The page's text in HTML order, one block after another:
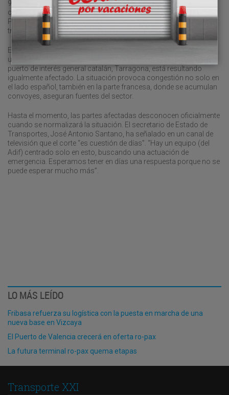
94 trenes de mercancías previstos en los últimos ocho días, han
circulado 24, es decir, una cuarta parte, según Línea Figueras
Perpignan (LFP), la sociedad de España y Francia que gestiona el
tramo internacional del corredor.
El corte ha sido definitivo con el cierre del túnel, aunque hoy pasó
un convoy en dirección a la nueva terminal de la Llagosta. El otro
puerto de interés general catalán, Tarragona, está resultando
igualmente afectado. La situación provoca congestión no solo en
el lado español, también en la parte francesa, donde se acumulan
convoyes, aseguran fuentes del sector.
Hasta el momento, las partes afectadas desconocen oficialmente
cuando se normalizará la situación. El secretario de Estado de
Transportes, José Antonio Santano, ha señalado en un canal de
televisión que el corte “es cuestión de días”. “Hay un equipo (del
Adif) centrado solo en esto, buscando una actuación de
emergencia. Esperamos tener en días una respuesta porque no se
puede esperar mucho más”.
LO MÁS LEÍDO
Fribasa refuerza su logística con la puesta en marcha de una
nueva base en Vizcaya
El Puerto de Valencia crecerá en oferta ro-pax
La futura terminal ro-pax quema etapas
Transporte XXI